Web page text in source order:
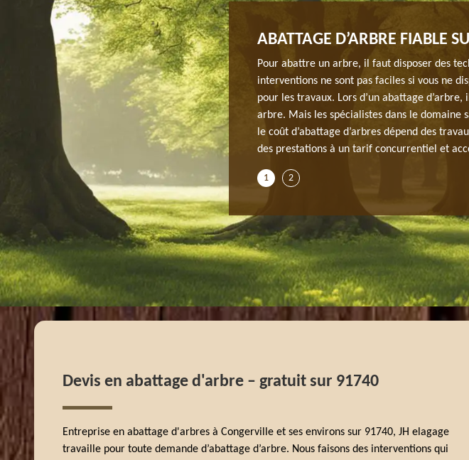
SUR 91740
d’arbre, l’entreprise JH elagage propose des tarifs
Ainsi, notre équipe analyse en premier la situation
notre équipe permet d’accomplir tous les travaux
un tarif concurrentiel pour toute demande.
du métier, nous pouvons réaliser un abattage pas
de devis auprès de notre équipe.
ABATTAGE D’ARBRE FIABLE
Pour abattre un arbre, il faut disposer des
interventions ne sont pas faciles si vous ne
pour les travaux. Lors d’un abattage
arbre. Mais les spécialistes dans le domaine
le coût d’abattage d’arbres dépend des
des prestations à un tarif concurrentiel et
1 2
Devis en abattage d'arbre – gratuit sur 91740
Entreprise en abattage d'arbres à Congerville et ses environs sur 91740, JH elagage
travaille pour toute demande d’abattage d’arbre. Nous faisons des interventions qui